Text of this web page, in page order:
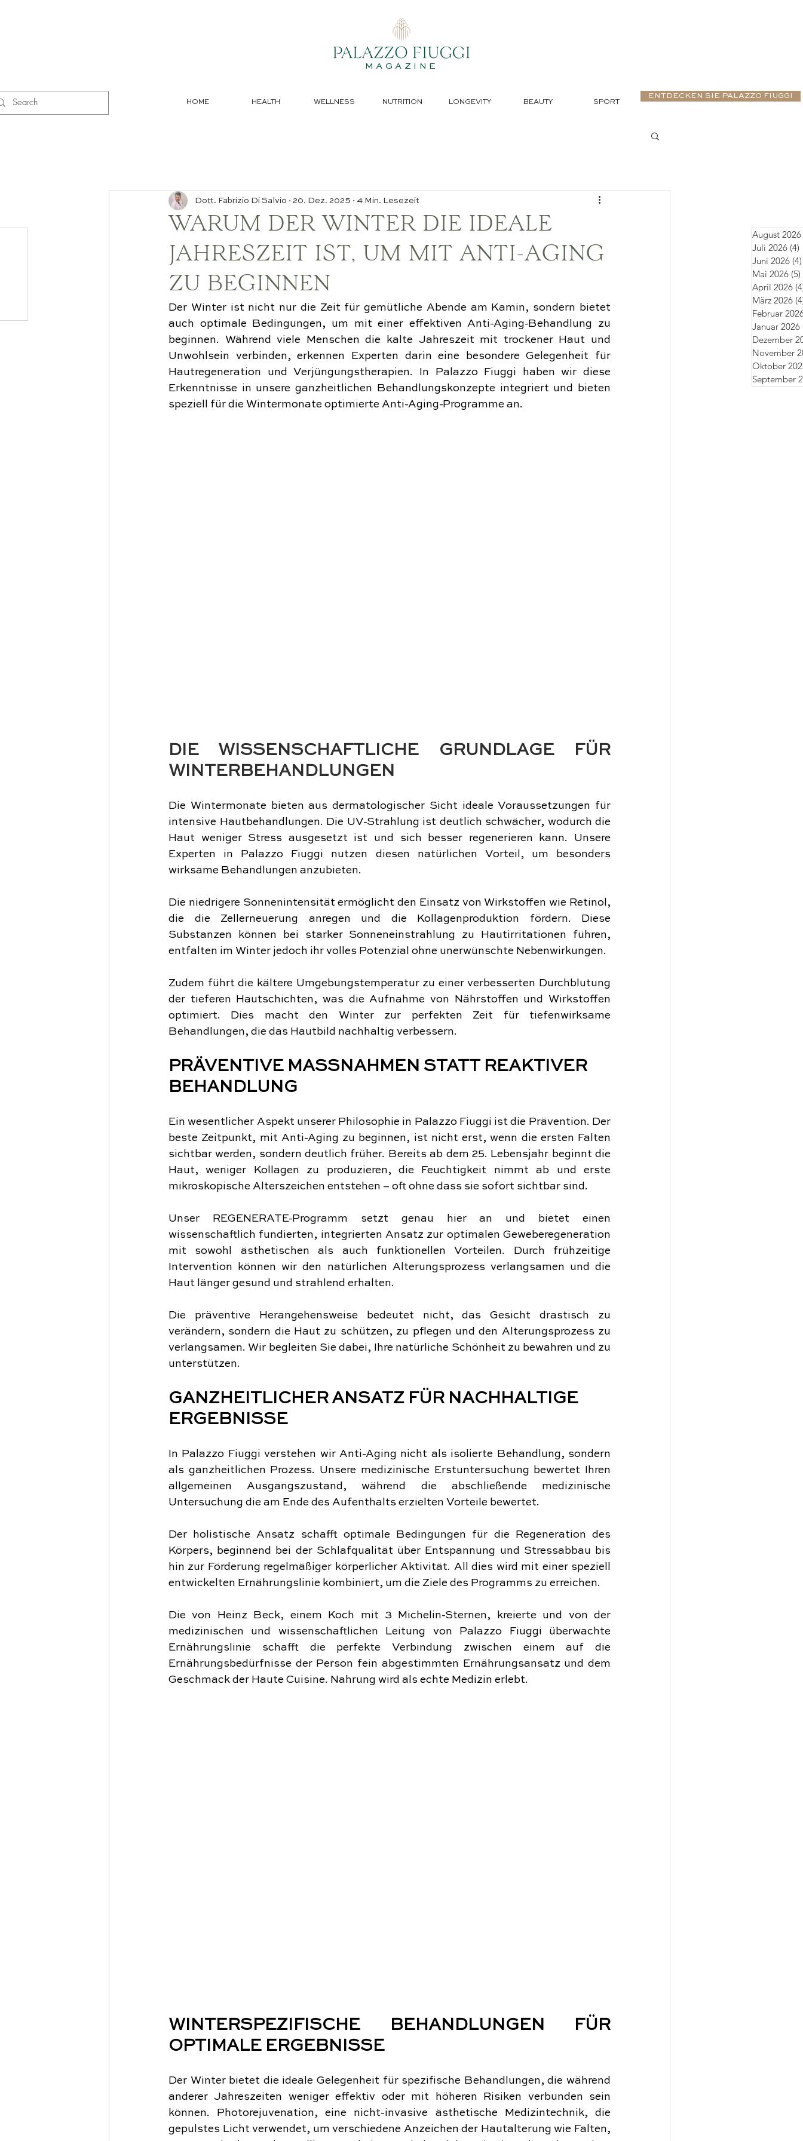
MAGAZINE
HOME HEALTH WELLNESS NUTRITION LONGEVITY BEAUTY SPORT
ENTDECKEN SIE PALAZZO FIUGGI
WARUM DER WINTER DIE IDEALE
JAHRESZEIT IST, UM MIT ANTI-AGING
ZU BEGINNEN
Dott. Fabrizio Di Salvio 20. Dez. 2025 4 Min. Lesezeit
Der Winter ist nicht nur die Zeit für gemütliche Abende am Kamin, sondern bietet
auch optimale Bedingungen, um mit einer effektiven Anti-Aging-Behandlung zu
beginnen. Während viele Menschen die kalte Jahreszeit mit trockener Haut und
Unwohlsein verbinden, erkennen Experten darin eine besondere Gelegenheit für
Hautregeneration und Verjüngungstherapien. In Palazzo Fiuggi haben wir diese
Erkenntnisse in unsere ganzheitlichen Behandlungskonzepte integriert und bieten
speziell für die Wintermonate optimierte Anti-Aging-Programme an.
DIE WISSENSCHAFTLICHE GRUNDLAGE FÜR
WINTERBEHANDLUNGEN
Die Wintermonate bieten aus dermatologischer Sicht ideale Voraussetzungen für
intensive Hautbehandlungen. Die UV-Strahlung ist deutlich schwächer, wodurch die
Haut weniger Stress ausgesetzt ist und sich besser regenerieren kann. Unsere
Experten in Palazzo Fiuggi nutzen diesen natürlichen Vorteil, um besonders
wirksame Behandlungen anzubieten.
Die niedrigere Sonnenintensität ermöglicht den Einsatz von Wirkstoffen wie Retinol,
die die Zellerneuerung anregen und die Kollagenproduktion fördern. Diese
Substanzen können bei starker Sonneneinstrahlung zu Hautirritationen führen,
entfalten im Winter jedoch ihr volles Potenzial ohne unerwünschte Nebenwirkungen.
Zudem führt die kältere Umgebungstemperatur zu einer verbesserten Durchblutung
der tieferen Hautschichten, was die Aufnahme von Nährstoffen und Wirkstoffen
optimiert. Dies macht den Winter zur perfekten Zeit für tiefenwirksame
Behandlungen, die das Hautbild nachhaltig verbessern.
PRÄVENTIVE MASSNAHMEN STATT REAKTIVER
BEHANDLUNG
Ein wesentlicher Aspekt unserer Philosophie in Palazzo Fiuggi ist die Prävention. Der
beste Zeitpunkt, mit Anti-Aging zu beginnen, ist nicht erst, wenn die ersten Falten
sichtbar werden, sondern deutlich früher. Bereits ab dem 25. Lebensjahr beginnt die
Haut, weniger Kollagen zu produzieren, die Feuchtigkeit nimmt ab und erste
mikroskopische Alterszeichen entstehen – oft ohne dass sie sofort sichtbar sind.
Unser REGENERATE-Programm setzt genau hier an und bietet einen
wissenschaftlich fundierten, integrierten Ansatz zur optimalen Geweberegeneration
mit sowohl ästhetischen als auch funktionellen Vorteilen. Durch frühzeitige
Intervention können wir den natürlichen Alterungsprozess verlangsamen und die
Haut länger gesund und strahlend erhalten.
Die präventive Herangehensweise bedeutet nicht, das Gesicht drastisch zu
verändern, sondern die Haut zu schützen, zu pflegen und den Alterungsprozess zu
verlangsamen. Wir begleiten Sie dabei, Ihre natürliche Schönheit zu bewahren und zu
unterstützen.
GANZHEITLICHER ANSATZ FÜR NACHHALTIGE
ERGEBNISSE
In Palazzo Fiuggi verstehen wir Anti-Aging nicht als isolierte Behandlung, sondern
als ganzheitlichen Prozess. Unsere medizinische Erstuntersuchung bewertet Ihren
allgemeinen Ausgangszustand, während die abschließende medizinische
Untersuchung die am Ende des Aufenthalts erzielten Vorteile bewertet.
Der holistische Ansatz schafft optimale Bedingungen für die Regeneration des
Körpers, beginnend bei der Schlafqualität über Entspannung und Stressabbau bis
hin zur Förderung regelmäßiger körperlicher Aktivität. All dies wird mit einer speziell
entwickelten Ernährungslinie kombiniert, um die Ziele des Programms zu erreichen.
Die von Heinz Beck, einem Koch mit 3 Michelin-Sternen, kreierte und von der
medizinischen und wissenschaftlichen Leitung von Palazzo Fiuggi überwachte
Ernährungslinie schafft die perfekte Verbindung zwischen einem auf die
Ernährungsbedürfnisse der Person fein abgestimmten Ernährungsansatz und dem
Geschmack der Haute Cuisine. Nahrung wird als echte Medizin erlebt.
WINTERSPEZIFISCHE BEHANDLUNGEN FÜR
OPTIMALE ERGEBNISSE
Der Winter bietet die ideale Gelegenheit für spezifische Behandlungen, die während
anderer Jahreszeiten weniger effektiv oder mit höheren Risiken verbunden sein
können. Photorejuvenation, eine nicht-invasive ästhetische Medizintechnik, die
gepulstes Licht verwendet, um verschiedene Anzeichen der Hautalterung wie Falten,
August 2026
Juli 2026 (4)
Juni 2026 (4)
Mai 2026 (5)
April 2026
März 2026
Februar
Januar 2026
Dezember
November
Oktober
September